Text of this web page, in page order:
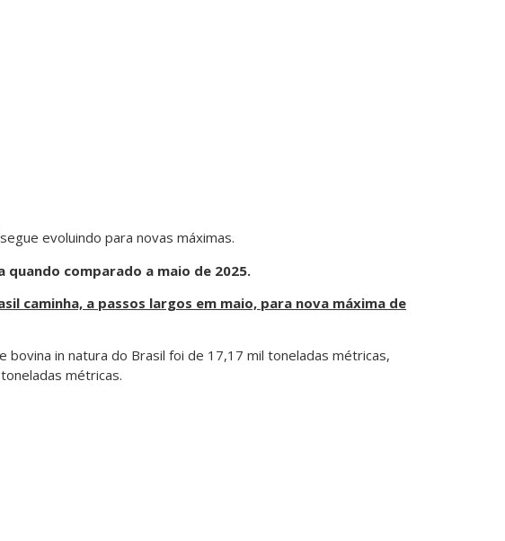
segue evoluindo para novas máximas.
comparado a maio de 2025.
caminha, a passos largos em maio, para nova máxima de
in natura do Brasil foi de 17,17 mil toneladas métricas,
métricas.